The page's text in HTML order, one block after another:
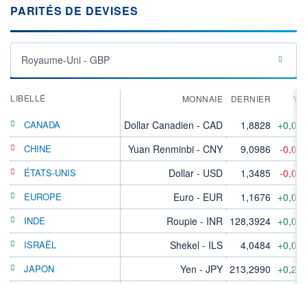
PARITÉS DE DEVISES
Royaume-Uni - GBP
LIBELLÉ MONNAIE DERNIER
CANADA Dollar Canadien - CAD 1,8828
CHINE Yuan Renminbi - CNY 9,0986 -
ÉTATS-UNIS Dollar - USD 1,3485 -
EUROPE Euro - EUR 1,1676
INDE Roupie - INR 128,3924
ISRAËL Shekel - ILS 4,0484
JAPON Yen - JPY 213,2990